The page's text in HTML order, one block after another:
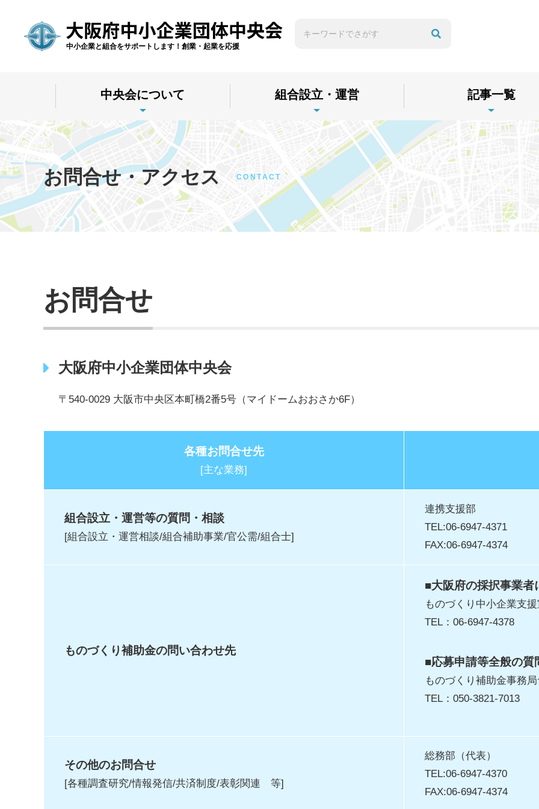
中小企業と組合をサポートします！創業・起業を応援
中央会について 組合設立・運営 記事一覧
お問合せ・アクセス CONTACT
お問合せ
大阪府中小企業団体中央会
〒540-0029 大阪市中央区本町橋2番5号（マイドームおおさか6F）
各種お問合せ先
[主な業務]
組合設立・運営等の質問・相談
[組合設立・運営相談/組合補助事業/官公需/組合士]
連携支援部
TEL:06-6947-4371
FAX:06-6947-4374
ものづくり補助金の問い合わせ先
■大阪府の採択事業者
ものづくり中小企業支
TEL：06-6947-4378
■応募申請等全般の質
ものづくり補助金事務
TEL：050-3821-7013
その他のお問合せ
[各種調査研究/情報発信/共済制度/表彰関連 等]
総務部（代表）
TEL:06-6947-4370
FAX:06-6947-4374